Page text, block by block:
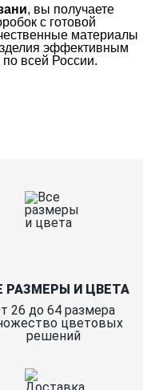
, вы получаете
с готовой
материалы
эффективным
всей России.
РАЗМЕРЫ И ЦВЕТА
26 до 64 размера
цветовых
решений